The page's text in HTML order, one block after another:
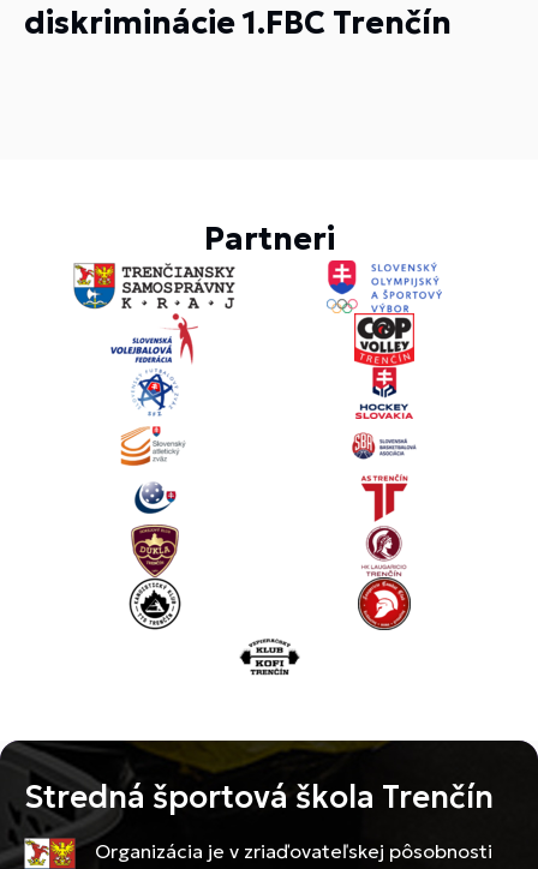
diskriminácie 1.FBC Trenčín
Partneri
Stredná športová škola Trenčín
Organizácia je v zriaďovateľskej pôsobnosti